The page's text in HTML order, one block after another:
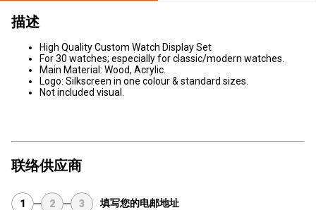
描述
High Quality Custom Watch Display Set
For 30 watches; especially for classic/modern watches.
Main Material: Wood, Acrylic.
Logo: Silkscreen in one colour & standard sizes.
Not included visual.
联络供应商
1 2 3 填写您的电邮地址